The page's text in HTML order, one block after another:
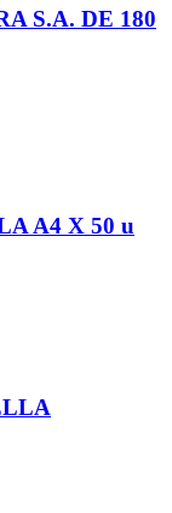
S.A. DE 180
A4 X 50 u